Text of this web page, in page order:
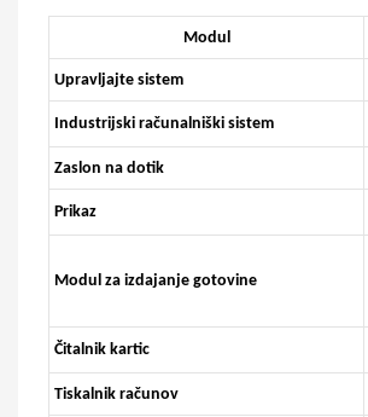
Modul
Upravljajte sistem
Industrijski računalniški sistem
Zaslon na dotik
Prikaz
Modul za izdajanje gotovine
Čitalnik kartic
Tiskalnik računov